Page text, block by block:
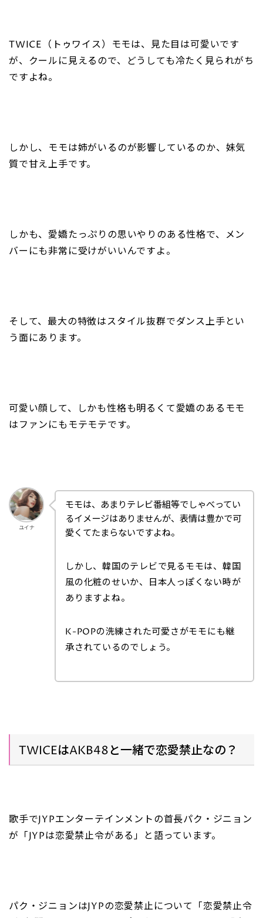
TWICE（トゥワイス）モモは、見た目は可愛いです
が、クールに見えるので、どうしても冷たく見られがち
ですよね。
しかし、モモは姉がいるのが影響しているのか、妹気
質で甘え上手です。
しかも、愛嬌たっぷりの思いやりのある性格で、メン
バーにも非常に受けがいいんですよ。
そして、最大の特徴はスタイル抜群でダンス上手とい
う面にあります。
可愛い顔して、しかも性格も明るくて愛嬌のあるモモ
はファンにもモテモテです。
ユイナ
モモは、あまりテレビ番組等でしゃべってい
るイメージはありませんが、表情は豊かで可
愛くてたまらないですよね。
しかし、韓国のテレビで見るモモは、韓国
風の化粧のせいか、日本人っぽくない時が
ありますよね。
K-POPの洗練された可愛さがモモにも継
承されているのでしょう。
TWICEはAKB48と一緒で恋愛禁止なの？
歌手でJYPエンターテインメントの首長パク・ジニョン
が「JYPは恋愛禁止令がある」と語っています。
パク・ジニョンはJYPの恋愛禁止について「恋愛禁止令